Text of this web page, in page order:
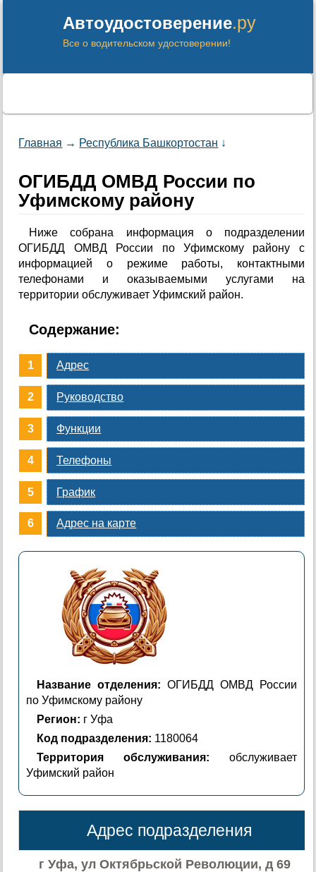
Автоудостоверение.ру
Все о водительском удостоверении!
Главная → Республика Башкортостан ↓
ОГИБДД ОМВД России по
Уфимскому району
Ниже собрана информация о подразделении
ОГИБДД ОМВД России по Уфимскому району с
информацией о режиме работы, контактными
телефонами и оказываемыми услугами на
территории обслуживает Уфимский район.
Содержание:
Адрес
Руководство
Функции
Телефоны
График
Адрес на карте
Название отделения: ОГИБДД ОМВД России
по Уфимскому району
Регион: г Уфа
Код подразделения: 1180064
Территория обслуживания: обслуживает
Уфимский район
Адрес подразделения
г Уфа, ул Октябрьской Революции, д 69